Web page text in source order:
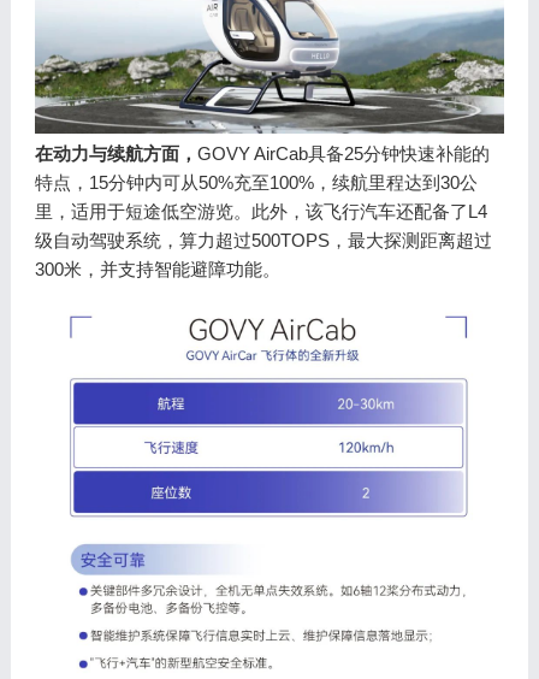
在动力与续航方面， GOVY AirCab具备25分钟快速补能的
特点，15分钟内可从50%充至100%，续航里程达到30公
里，适用于短途低空游览。此外，该飞行汽车还配备了L4
级自动驾驶系统，算力超过500TOPS，最大探测距离超过
300米，并支持智能避障功能。